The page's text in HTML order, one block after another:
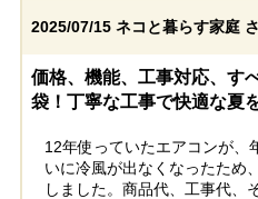
2025/07/15 ネコと暮らす家庭
価格、機能、工事対応、す
袋！丁寧な工事で快適な夏
12年使っていたエアコンが、
いに冷風が出なくなったため
しました。商品代、工事代、